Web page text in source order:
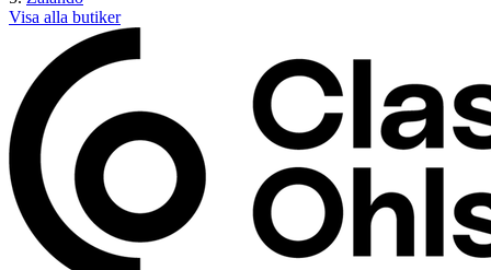
Visa alla butiker